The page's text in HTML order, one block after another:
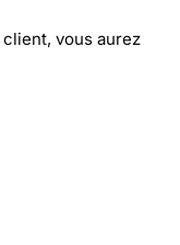
vous aurez